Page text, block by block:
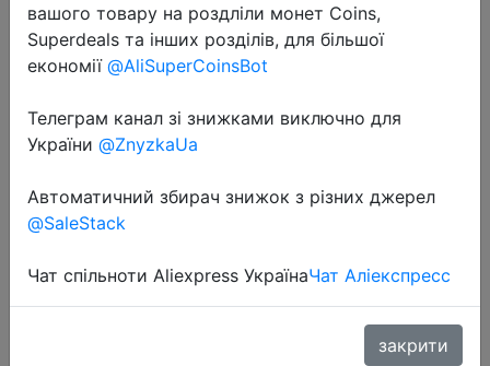
2022-11-08
Original Samsung Galaxy A53 5G
120Hz Super AMOLED Cellphone
5000mAh 64MP Quad Camera
Mobile Phone
$287
"11Schinaplanet31"
вашого товару на роздліли монет Coins,
Superdeals та інших розділів, для більшої
економії @AliSuperCoinsBot
Телеграм канал зі знижками виключно для
України @ZnyzkaUa
Автоматичний збирач знижок з різних джерел
@SaleStack
Чат спільноти Aliexpress УкраїнаЧат Аліекспресс
закрити